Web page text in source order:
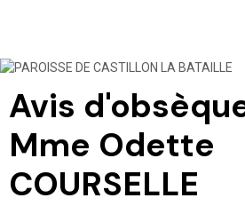
PAROISSE DE
Avis
Mme Odette
COURSELLE